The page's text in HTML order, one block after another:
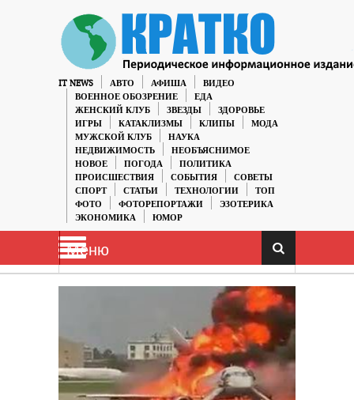
IT NEWS АВТО АФИША
ВИДЕО
ВОЕННОЕ ОБОЗРЕНИЕ
ЕДА
ЖЕНСКИЙ КЛУБ
ЗВЕЗДЫ
ЗДОРОВЬЕ
ИГРЫ
КАТАКЛИЗМЫ КЛИПЫ
МОДА
МУЖСКОЙ КЛУБ
НАУКА
НЕДВИЖИМОСТЬ
НЕОБЪЯСНИМОЕ
НОВОЕ
ПОГОДА
ПОЛИТИКА
ПРОИСШЕСТВИЯ
СОБЫТИЯ
СОВЕТЫ
СПОРТ
СТАТЬИ ТЕХНОЛОГИИ
ТОП
ФОТО
ФОТОРЕПОРТАЖИ
ЭЗОТЕРИКА
ЭКОНОМИКА
ЮМОР
Меню